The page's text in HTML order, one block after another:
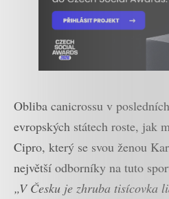
Obliba canicrossu v
evropských státech roste, jak
Cipro, který se svou ženou
největší odborníky na tuto
„V Česku je zhruba tisícovka